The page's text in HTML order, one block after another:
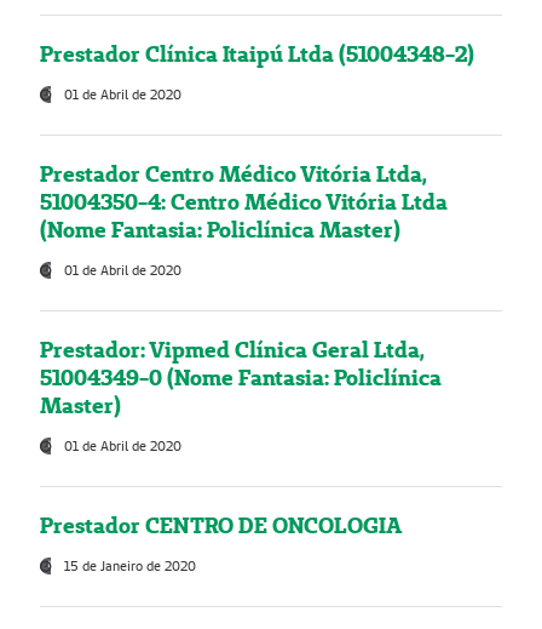
Prestador Clínica Itaipú Ltda (51004348-2)
01 de Abril de 2020
Prestador Centro Médico Vitória Ltda,
51004350-4: Centro Médico Vitória Ltda
(Nome Fantasia: Policlínica Master)
01 de Abril de 2020
Prestador: Vipmed Clínica Geral Ltda,
51004349-0 (Nome Fantasia: Policlínica
Master)
01 de Abril de 2020
Prestador CENTRO DE ONCOLOGIA
15 de Janeiro de 2020